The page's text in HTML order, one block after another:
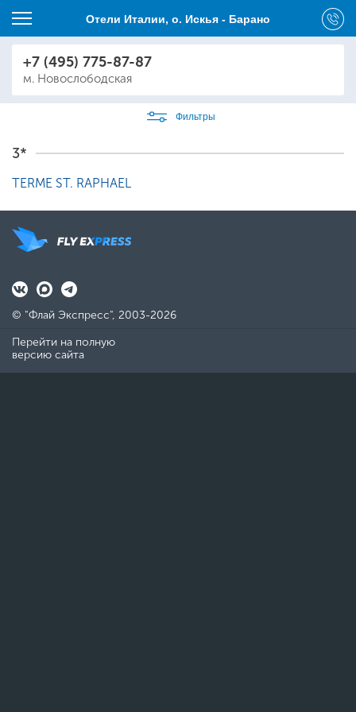
Отели Италии, о. Искья - Барано
+7 (495) 775-87-87
м. Новослободская
Фильтры
3*
TERME ST. RAPHAEL
© "Флай Экспресс", 2003-2026
Перейти на полную
версию сайта